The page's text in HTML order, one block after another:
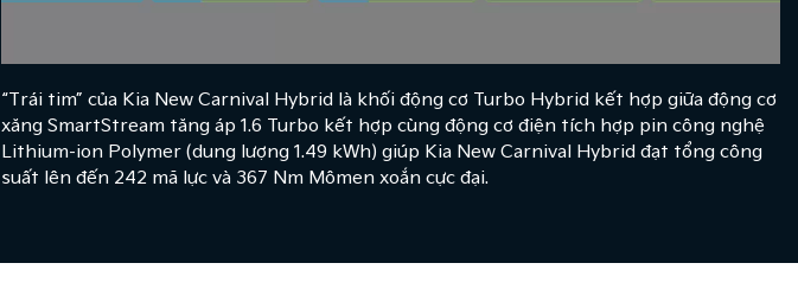
“Trái tim” của Kia New Carnival Hybrid là khối động cơ Turbo Hybrid kết hợp giữa động cơ
xăng SmartStream tăng áp 1.6 Turbo kết hợp cùng động cơ điện tích hợp pin công nghệ
Lithium-ion Polymer (dung lượng 1.49 kWh) giúp Kia New Carnival Hybrid đạt tổng công
suất lên đến 242 mã lực và 367 Nm Mômen xoắn cực đại.